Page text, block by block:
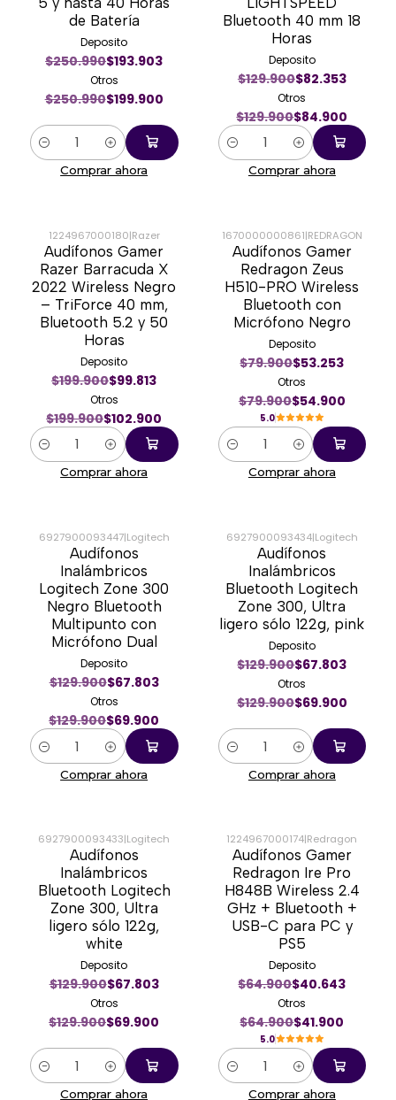
de Batería
Deposito
$250.990$193.903
Otros
$250.990$199.900
Cantidad
Comprar ahora
Bluetooth 40 mm 18
Horas
Deposito
$129.900$82.353
Otros
$129.900$84.900
Cantidad
Comprar ahora
-49%
1224967000180|Razer
Audífonos Gamer
Razer Barracuda X
2022 Wireless Negro
– TriForce 40 mm,
Bluetooth 5.2 y 50
Horas
Deposito
$199.900$99.813
Otros
$199.900$102.900
Cantidad
Comprar ahora
-31%
1670000000861|REDRAGON
Audífonos Gamer
Redragon Zeus
H510-PRO Wireless
Bluetooth con
Micrófono Negro
Deposito
$79.900$53.253
Otros
$79.900$54.900
5.0
Cantidad
Comprar ahora
-46%
6927900093447|Logitech
Audífonos
Inalámbricos
Logitech Zone 300
Negro Bluetooth
Multipunto con
Micrófono Dual
Deposito
$129.900$67.803
Otros
$129.900$69.900
Cantidad
Comprar ahora
-46%
6927900093434|Logitech
Audífonos
Inalámbricos
Bluetooth Logitech
Zone 300, Ultra
ligero sólo 122g, pink
Deposito
$129.900$67.803
Otros
$129.900$69.900
Cantidad
Comprar ahora
-46%
6927900093433|Logitech
Audífonos
Inalámbricos
Bluetooth Logitech
Zone 300, Ultra
ligero sólo 122g,
white
Deposito
$129.900$67.803
Otros
$129.900$69.900
Cantidad
Comprar ahora
-35%
1224967000174|Redragon
Audífonos Gamer
Redragon Ire Pro
H848B Wireless 2.4
GHz + Bluetooth +
USB-C para PC y
PS5
Deposito
$64.900$40.643
Otros
$64.900$41.900
5.0
Cantidad
Comprar ahora